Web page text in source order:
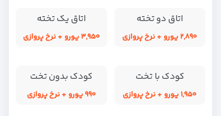
اتاق دو تخته
۲,۸۹۰ یورو + نرخ پروازی
اتاق یک تخته
۳,۹۵۰ یورو + نرخ پروازی
کودک با تخت
۱,۹۵۰ یورو + نرخ پروازی
کودک بدون تخت
۹۹۰ یورو + نرخ پروازی